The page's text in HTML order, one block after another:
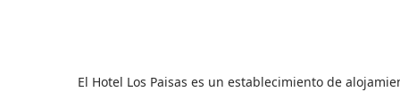
El Hotel Los Paisas es un establecimiento de